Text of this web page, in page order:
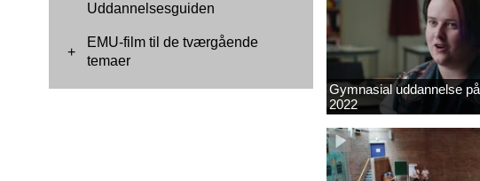
Uddannelsesguiden
+
EMU-film til de tværgående
temaer
Gymnasial uddannelse
2022